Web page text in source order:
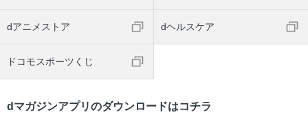
dアニメストア dヘルスケア
ドコモスポーツくじ
dマガジンアプリのダウンロードはコチラ